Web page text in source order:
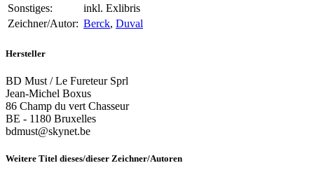
Sonstiges:
inkl. Exlibris
Zeichner/Autor: Berck, Duval
Hersteller
BD Must / Le Fureteur Sprl
Jean-Michel Boxus
86 Champ du vert Chasseur
BE - 1180 Bruxelles
bdmust@skynet.be
Weitere Titel dieses/dieser Zeichner/Autoren